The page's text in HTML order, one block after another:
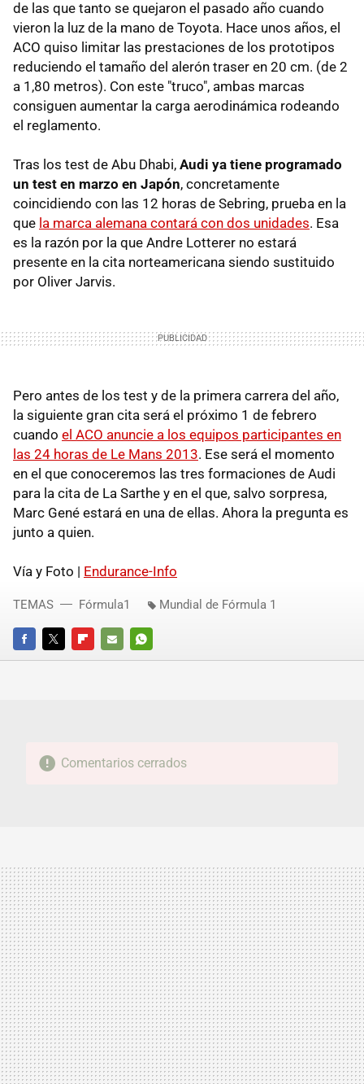
de las que tanto se quejaron el pasado año cuando
vieron la luz de la mano de Toyota. Hace unos años, el
ACO quiso limitar las prestaciones de los prototipos
reduciendo el tamaño del alerón traser en 20 cm. (de 2
a 1,80 metros). Con este "truco", ambas marcas
consiguen aumentar la carga aerodinámica rodeando
el reglamento.
Tras los test de Abu Dhabi, Audi ya tiene programado
un test en marzo en Japón, concretamente
coincidiendo con las 12 horas de Sebring, prueba en la
que la marca alemana contará con dos unidades. Esa
es la razón por la que Andre Lotterer no estará
presente en la cita norteamericana siendo sustituido
por Oliver Jarvis.
Pero antes de los test y de la primera carrera del año,
la siguiente gran cita será el próximo 1 de febrero
cuando el ACO anuncie a los equipos participantes en
las 24 horas de Le Mans 2013. Ese será el momento
en el que conoceremos las tres formaciones de Audi
para la cita de La Sarthe y en el que, salvo sorpresa,
Marc Gené estará en una de ellas. Ahora la pregunta es
junto a quien.
Vía y Foto | Endurance-Info
FACEBOOKTWITTERFLIPBOARD
E-
WHATSAPP
TEMAS Fórmula1 Mundial de Fórmula 1
Comentarios cerrados